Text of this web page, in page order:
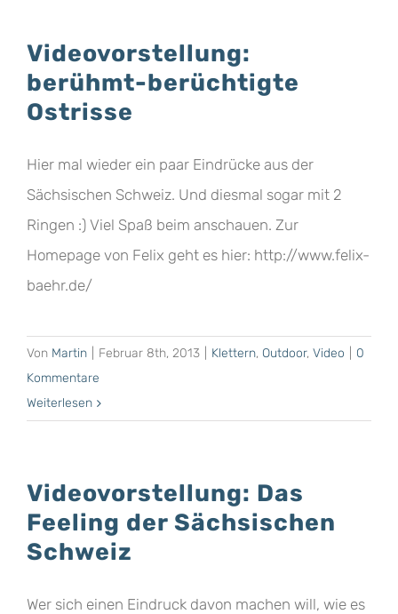
Videovorstellung:
berühmt-berüchtigte
Ostrisse
Hier mal wieder ein paar Eindrücke aus der
Sächsischen Schweiz. Und diesmal sogar mit 2
Ringen :) Viel Spaß beim anschauen. Zur
Homepage von Felix geht es hier: http://www.felix-
baehr.de/
Von Martin Februar 8th, 2013 Klettern, Outdoor, Video
0
Kommentare
Weiterlesen
Videovorstellung: Das
Feeling der Sächsischen
Schweiz
Wer sich einen Eindruck davon machen will, wie es